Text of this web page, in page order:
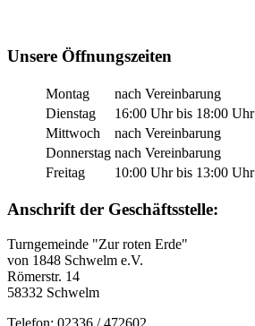
Unsere Öffnungszeiten
Montag
nach Vereinbarung
Dienstag
16:00 Uhr bis 18:00 Uhr
Mittwoch
nach Vereinbarung
Donnerstag nach Vereinbarung
Freitag
10:00 Uhr bis 13:00 Uhr
Anschrift der Geschäftsstelle:
Turngemeinde "Zur roten Erde"
von 1848 Schwelm e.V.
Römerstr. 14
58332 Schwelm
Telefon: 02336 / 472602